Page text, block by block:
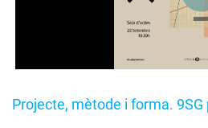
Projecte, mètode i forma. 9SG